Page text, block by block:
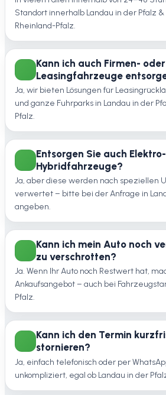
Standort innerhalb Landau in der Pfalz
Rheinland-Pfalz.
Kann ich auch Firmen- oder
Leasingfahrzeuge
Ja, wir bieten Lösungen für
und ganze Fuhrparks in Landau in der
Pfalz.
Entsorgen Sie auch
Hybridfahrzeuge?
Ja, aber diese werden nach speziellen
verwertet – bitte bei der Anfrage in
angeben.
Kann ich mein Auto noch
zu verschrotten?
Ja. Wenn Ihr Auto noch Restwert hat,
Ankaufsangebot – auch bei
Pfalz.
Kann ich den Termin
stornieren?
Ja, einfach telefonisch oder per
unkompliziert, egal ob Landau in der